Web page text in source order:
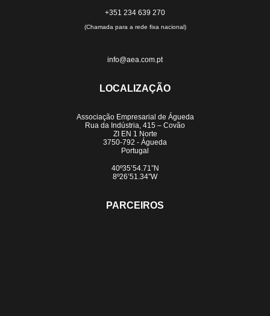
+351 234 639 270
(Chamada para a rede fixa nacional)
info@aea.com.pt
LOCALIZAÇÃO
Associação Empresarial de Águeda
Rua da Indústria, 415 – Covão
ZI EN 1 Norte
3750-792 - Águeda
Portugal
40º35’54.71”N
8º26’51.34”W
PARCEIROS